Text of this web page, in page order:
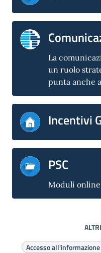
La
un ruolo
punta anche
Incentivi
PSC
Moduli
Accesso all'informazione